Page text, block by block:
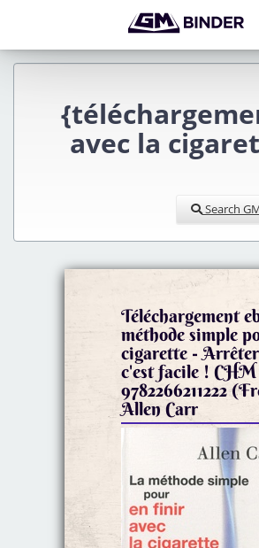
avec la
Search
Téléchargement
méthode simple
cigarette - Arrêter de fumer en fait
c'est facile !
9782266211222
Allen Carr